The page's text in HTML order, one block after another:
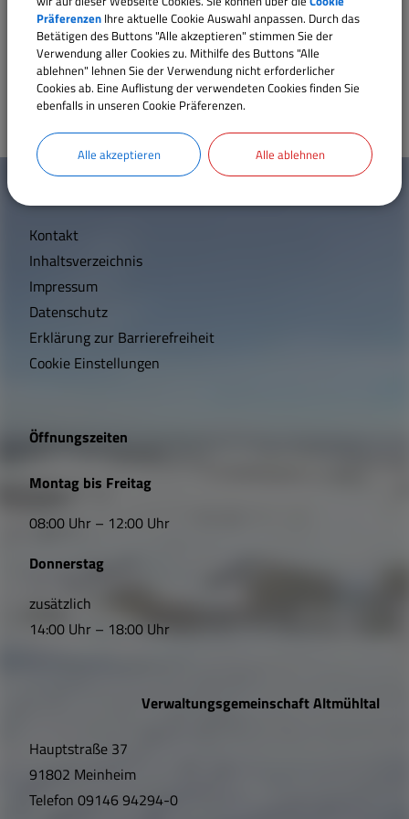
Sport und Freizeit
Sehenswertes
Satzungen und Verordnungen
Wärmeplanung
Nicole Müller
Sebastian Großmann
Thomas Lechner
W
i
c
h
t
i
e
L
n
k
s
f
n
Kontakt
Inhaltsverzeichnis
Impressum
Datenschutz
Erklärung zur Barrierefreiheit
Cookie Einstellungen
Öffnungszeiten
Montag bis Freitag
08:00 Uhr – 12:00 Uhr
Donnerstag
zusätzlich
14:00 Uhr – 18:00 Uhr
Verwaltungsgemeinschaft Altmühltal
Hauptstraße 37
91802 Meinheim
Telefon 09146 94294-0
Präferenzen Ihre aktuelle Cookie Auswahl anpassen. Durch das
Betätigen des Buttons "Alle akzeptieren" stimmen Sie der
Verwendung aller Cookies zu. Mithilfe des Buttons "Alle
ablehnen" lehnen Sie der Verwendung nicht erforderlicher
Cookies ab. Eine Auflistung der verwendeten Cookies finden Sie
ebenfalls in unseren Cookie Präferenzen.
Alle akzeptieren Alle ablehnen